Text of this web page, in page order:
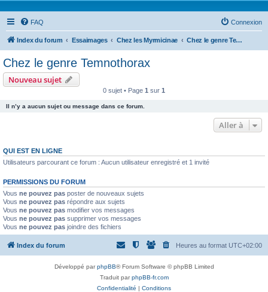
FAQ Connexion
Index du forum Essaimages Chez les Myrmicinae Chez le genre Temnothorax
Chez le genre Temnothorax
Nouveau sujet
0 sujet • Page 1 sur 1
Il n’y a aucun sujet ou message dans ce forum.
Aller à
QUI EST EN LIGNE
Utilisateurs parcourant ce forum : Aucun utilisateur enregistré et 1 invité
PERMISSIONS DU FORUM
Vous ne pouvez pas poster de nouveaux sujets
Vous ne pouvez pas répondre aux sujets
Vous ne pouvez pas modifier vos messages
Vous ne pouvez pas supprimer vos messages
Vous ne pouvez pas joindre des fichiers
Index du forum Heures au format UTC+02:00
Développé parphpBB® Forum Software © phpBB Limited
Traduit parphpBB-fr.com
Confidentialité | Conditions